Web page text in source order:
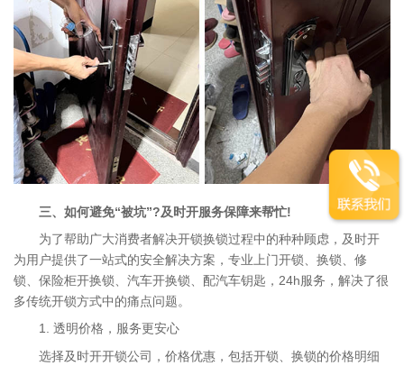
三、如何避免“被坑”?及时开服务保障来帮忙!
为了帮助广大消费者解决开锁换锁过程中的种种顾虑，及时开
为用户提供了一站式的安全解决方案，专业上门开锁、换锁、修
锁、保险柜开换锁、汽车开换锁、配汽车钥匙，24h服务，解决了很
多传统开锁方式中的痛点问题。
1. 透明价格，服务更安心
选择及时开开锁公司，价格优惠，包括开锁、换锁的价格明细